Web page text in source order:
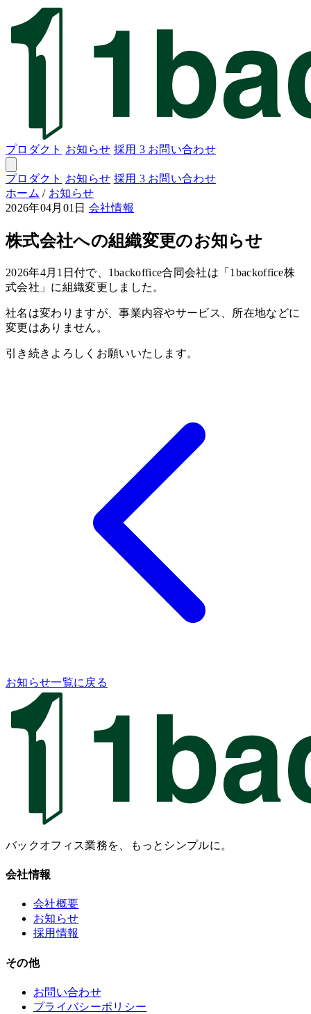
プロダクト お知らせ 採用 3 お問い合わせ
プロダクト お知らせ 採用 3 お問い合わせ
ホーム / お知らせ
2026年04月01日 会社情報
株式会社への組織変更のお知らせ
2026年4月1日付で、1backoffice合同会社は「1backoffice株
式会社」に組織変更しました。
社名は変わりますが、事業内容やサービス、所在地などに
変更はありません。
引き続きよろしくお願いいたします。
お知らせ一覧に戻る
バックオフィス業務を、もっとシンプルに。
会社情報
会社概要
お知らせ
採用情報
その他
お問い合わせ
プライバシーポリシー